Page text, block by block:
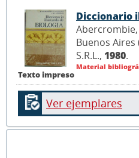
Texto impreso
Diccionario
Abercrombie,
Buenos
S.R.L., 1980.
Material
Ver ejemplares